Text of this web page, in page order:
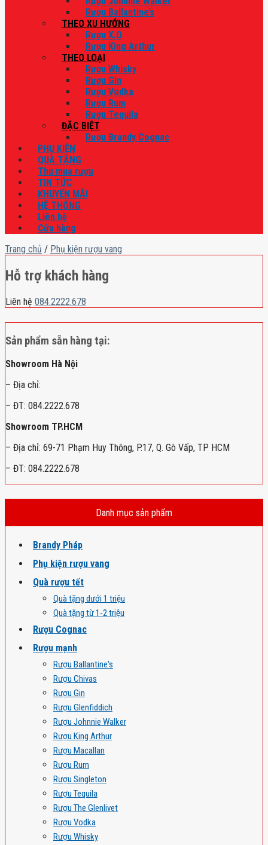
Rượu Ballantine’s
THEO XU HƯỚNG
Rượu X.O
Rượu King Arthur
THEO LOẠI
Rượu Whisky
Rượu Gin
Rượu Vodka
Rượu Rum
Rượu Tequila
ĐẶC BIỆT
Rượu Brandy Cognac
PHỤ KIỆN
QUÀ TẶNG
Thu mua rượu
TIN TỨC
KHUYẾN MÃI
HỆ THỐNG
Liên hệ
Cửa hàng
Trang chủ / Phụ kiện rượu vang
Hỗ trợ khách hàng
Liên hệ 084.2222.678
Sản phẩm sẵn hàng tại:
Showroom Hà Nội
– Địa chỉ:
– ĐT: 084.2222.678
Showroom TP.HCM
– Địa chỉ: 69-71 Phạm Huy Thông, P.17, Q. Gò Vấp, TP HCM
– ĐT: 084.2222.678
Danh mục sản phẩm
Brandy Pháp
Phụ kiện rượu vang
Quà rượu tết
Quà tặng dưới 1 triệu
Quà tặng từ 1-2 triệu
Rượu Cognac
Rượu mạnh
Rượu Ballantine's
Rượu Chivas
Rượu Gin
Rượu Glenfiddich
Rượu Johnnie Walker
Rượu King Arthur
Rượu Macallan
Rượu Rum
Rượu Singleton
Rượu Tequila
Rượu The Glenlivet
Rượu Vodka
Rượu Whisky